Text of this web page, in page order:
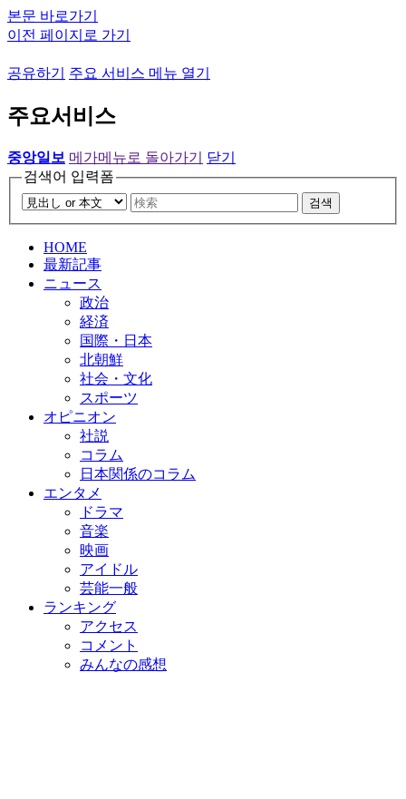
본문 바로가기
이전 페이지로 가기
공유하기 주요 서비스 메뉴 열기
주요서비스
중앙일보 메가메뉴로 돌아가기
닫기
검색어 입력폼
검색
HOME
最新記事
ニュース
政治
経済
国際・日本
北朝鮮
社会・文化
スポーツ
オピニオン
社説
コラム
日本関係のコラム
エンタメ
ドラマ
音楽
映画
アイドル
芸能一般
ランキング
アクセス
コメント
みんなの感想